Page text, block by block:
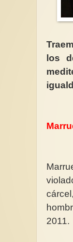
los
2011.
machista
En el
Federal